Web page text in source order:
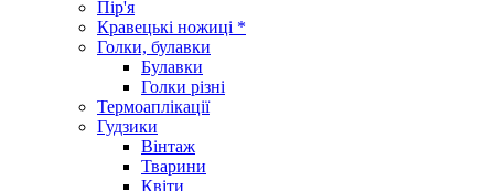
Пір'я
Кравецькі ножиці *
Голки, булавки
Булавки
Голки різні
Термоаплікації
Гудзики
Вінтаж
Тварини
Квіти